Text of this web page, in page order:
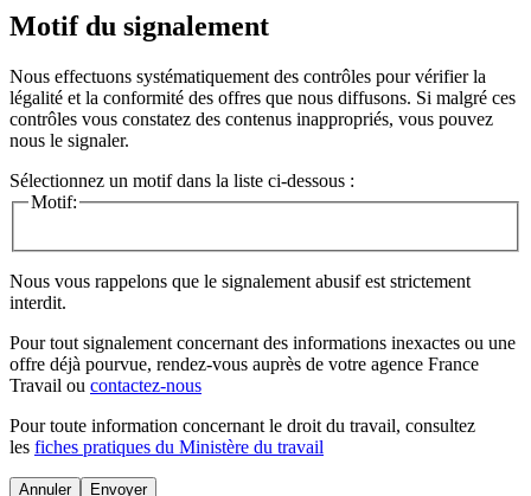
Motif du signalement
Nous effectuons systématiquement des contrôles pour vérifier la
légalité et la conformité des offres que nous diffusons. Si malgré ces
contrôles vous constatez des contenus inappropriés, vous pouvez
nous le signaler.
Sélectionnez un motif dans la liste ci-dessous :
Motif:
Nous vous rappelons que le signalement abusif est strictement
interdit.
Pour tout signalement concernant des informations inexactes ou une
offre déjà pourvue, rendez-vous auprès de votre agence France
Travail ou contactez-nous
Pour toute information concernant le droit du travail, consultez
les fiches pratiques du Ministère du travail
Annuler